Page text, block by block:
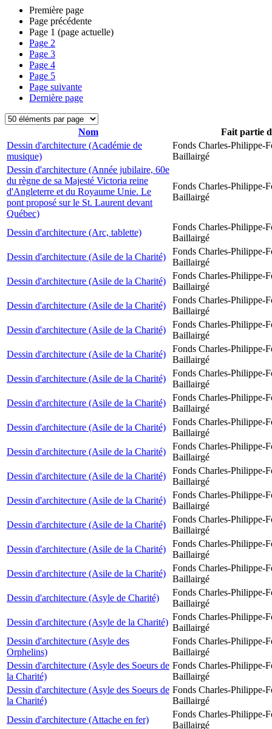
Première page
Page précédente
Page 1 (page actuelle)
Page 2
Page 3
Page 4
Page 5
Page suivante
Dernière page
Nom
Fait partie
Dessin d'architecture (Académie de
musique)
Fonds Charles-Philippe-
Baillairgé
Dessin d'architecture (Année jubilaire, 60e
du règne de sa Majesté Victoria reine
d'Angleterre et du Royaume Unie. Le
pont proposé sur le St. Laurent devant
Québec)
Fonds Charles-Philippe-
Baillairgé
Dessin d'architecture (Arc, tablette)
Fonds Charles-Philippe-
Baillairgé
Dessin d'architecture (Asile de la Charité)
Fonds Charles-Philippe-
Baillairgé
Dessin d'architecture (Asile de la Charité)
Fonds Charles-Philippe-
Baillairgé
Dessin d'architecture (Asile de la Charité)
Fonds Charles-Philippe-
Baillairgé
Dessin d'architecture (Asile de la Charité)
Fonds Charles-Philippe-
Baillairgé
Dessin d'architecture (Asile de la Charité)
Fonds Charles-Philippe-
Baillairgé
Dessin d'architecture (Asile de la Charité)
Fonds Charles-Philippe-
Baillairgé
Dessin d'architecture (Asile de la Charité)
Fonds Charles-Philippe-
Baillairgé
Dessin d'architecture (Asile de la Charité)
Fonds Charles-Philippe-
Baillairgé
Dessin d'architecture (Asile de la Charité)
Fonds Charles-Philippe-
Baillairgé
Dessin d'architecture (Asile de la Charité)
Fonds Charles-Philippe-
Baillairgé
Dessin d'architecture (Asile de la Charité)
Fonds Charles-Philippe-
Baillairgé
Dessin d'architecture (Asile de la Charité)
Fonds Charles-Philippe-
Baillairgé
Dessin d'architecture (Asile de la Charité)
Fonds Charles-Philippe-
Baillairgé
Dessin d'architecture (Asile de la Charité)
Fonds Charles-Philippe-
Baillairgé
Dessin d'architecture (Asyle de Charité)
Fonds Charles-Philippe-
Baillairgé
Dessin d'architecture (Asyle de la Charité)
Fonds Charles-Philippe-
Baillairgé
Dessin d'architecture (Asyle des
Orphelins)
Fonds Charles-Philippe-
Baillairgé
Dessin d'architecture (Asyle des Soeurs de
la Charité)
Fonds Charles-Philippe-
Baillairgé
Dessin d'architecture (Asyle des Soeurs de
la Charité)
Fonds Charles-Philippe-
Baillairgé
Dessin d'architecture (Attache en fer)
Fonds Charles-Philippe-
Baillairgé